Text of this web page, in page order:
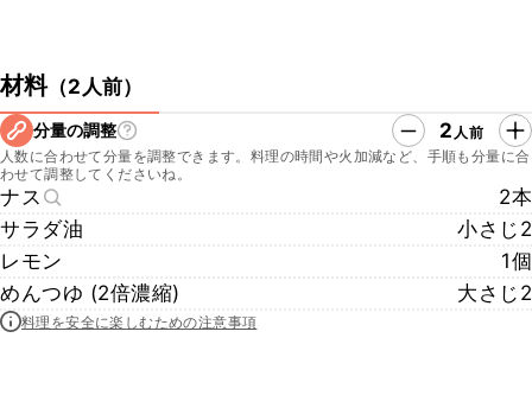
材料（2人前）
分量の調整 2 人前
人数に合わせて分量を調整できます。料理の時間や火加減など、手順も分量に合
わせて調整してくださいね。
ナス
2本
サラダ油
小さじ2
レモン
1個
めんつゆ (2倍濃縮)
大さじ2
料理を安全に楽しむための注意事項